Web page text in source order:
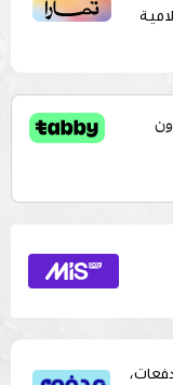
بطريقة ميسرة إلى 4 وحتى 6 دفعات،